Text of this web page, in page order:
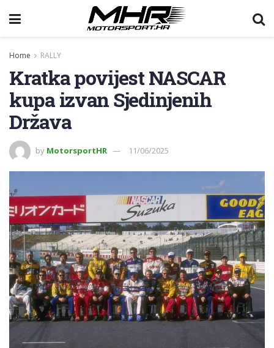
Home RALLY
Kratka povijest NASCAR
kupa izvan Sjedinjenih
Država
by MotorsportHR 11/06/2025